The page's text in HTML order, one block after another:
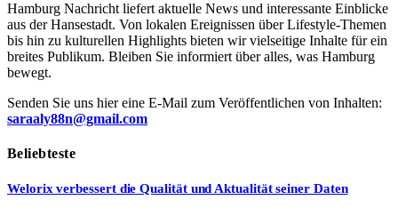
Hamburg Nachricht liefert aktuelle News und interessante Einblicke
aus der Hansestadt. Von lokalen Ereignissen über Lifestyle-Themen
bis hin zu kulturellen Highlights bieten wir vielseitige Inhalte für ein
breites Publikum. Bleiben Sie informiert über alles, was Hamburg
bewegt.
Senden Sie uns hier eine E-Mail zum Veröffentlichen von Inhalten:
saraaly88n@gmail.com
Beliebteste
Welorix verbessert die Qualität und Aktualität seiner Daten